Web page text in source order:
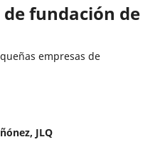
fundación de
empresas de
JLQ